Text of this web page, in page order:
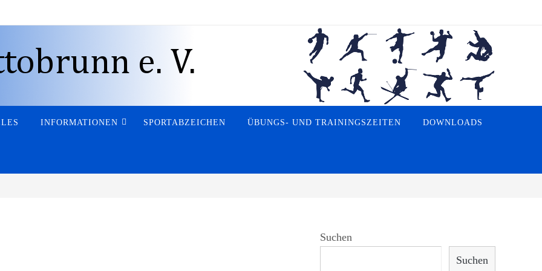
INFORMATIONEN SPORTABZEICHEN ÜBUNGS- UND TRAININGSZEITEN DOWNLOADS
Suchen
Suchen